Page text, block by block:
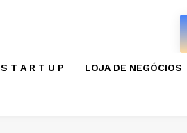
S T A R T U P LOJA DE NEGÓCIOS